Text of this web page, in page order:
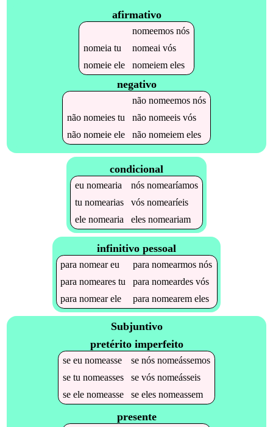
afirmativo
nomeemosnós
nomeia tu nomeai vós
nomeieele nomeiemeles
negativo
não nomeemosnós
não nomeiestu não nomeeisvós
não nomeieele não nomeiemeles
condicional
eu nomearia nós nomearíamos
tu nomearias vós nomearíeis
ele nomearia eles nomeariam
infinitivo pessoal
paranomeareu paranomearmos nós
paranomeares tu paranomeardes vós
paranomearele paranomearem eles
Subjuntivo
pretérito imperfeito
se eu nomeasse se nós nomeássemos
se tu nomeasses se vós nomeásseis
se ele nomeasse se eles nomeassem
presente